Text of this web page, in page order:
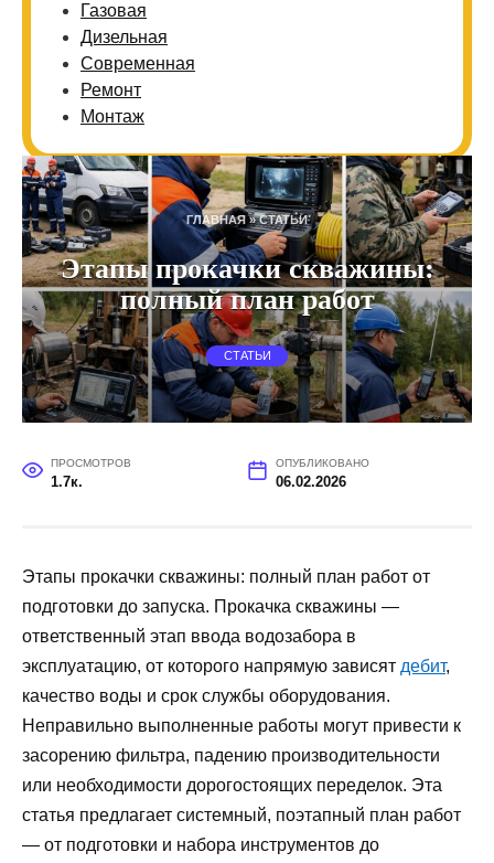
Газовая
Дизельная
Современная
Ремонт
Монтаж
ГЛАВНАЯ»СТАТЬИ
Этапы прокачки скважины:
полный план работ
СТАТЬИ
ПРОСМОТРОВ
1.7к.
ОПУБЛИКОВАНО
06.02.2026
Этапы прокачки скважины: полный план работ от
подготовки до запуска. Прокачка скважины —
ответственный этап ввода водозабора в
эксплуатацию, от которого напрямую зависят дебит,
качество воды и срок службы оборудования.
Неправильно выполненные работы могут привести к
засорению фильтра, падению производительности
или необходимости дорогостоящих переделок. Эта
статья предлагает системный, поэтапный план работ
— от подготовки и набора инструментов до